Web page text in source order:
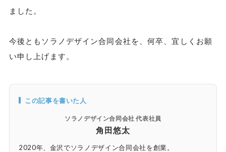
ました。
今後ともソラノデザイン合同会社を、何卒、宜しくお願
い申し上げます。
この記事を書いた人
ソラノデザイン合同会社 代表社員
角田悠太
2020年、金沢でソラノデザイン合同会社を創業。